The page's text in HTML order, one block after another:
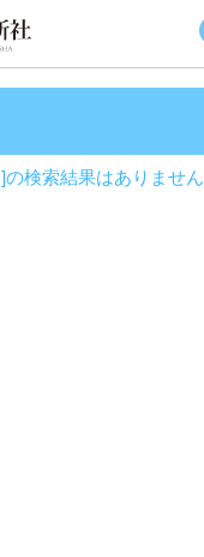
]の検索結果はありません